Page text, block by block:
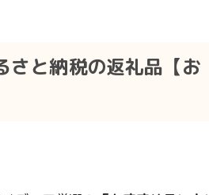
さと納税の返礼品【お